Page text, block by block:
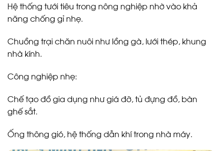
Hệ thống tưới tiêu trong nông nghiệp nhờ vào khả
năng chống gỉ nhẹ.
Chuồng trại chăn nuôi như lồng gà, lưới thép, khung
nhà kính.
Công nghiệp nhẹ:
Chế tạo đồ gia dụng như giá đỡ, tủ đựng đồ, bàn
ghế sắt.
Ống thông gió, hệ thống dẫn khí trong nhà máy.